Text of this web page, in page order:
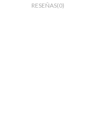
RESEÑAS(0)